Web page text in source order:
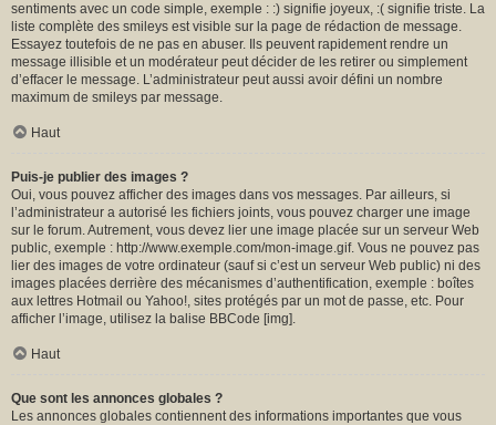
sentiments avec un code simple, exemple : :) signifie joyeux, :( signifie triste. La
liste complète des smileys est visible sur la page de rédaction de message.
Essayez toutefois de ne pas en abuser. Ils peuvent rapidement rendre un
message illisible et un modérateur peut décider de les retirer ou simplement
d’effacer le message. L’administrateur peut aussi avoir défini un nombre
maximum de smileys par message.
Haut
Puis-je publier des images ?
Oui, vous pouvez afficher des images dans vos messages. Par ailleurs, si
l’administrateur a autorisé les fichiers joints, vous pouvez charger une image
sur le forum. Autrement, vous devez lier une image placée sur un serveur Web
public, exemple : http://www.exemple.com/mon-image.gif. Vous ne pouvez pas
lier des images de votre ordinateur (sauf si c’est un serveur Web public) ni des
images placées derrière des mécanismes d’authentification, exemple : boîtes
aux lettres Hotmail ou Yahoo!, sites protégés par un mot de passe, etc. Pour
afficher l’image, utilisez la balise BBCode [img].
Haut
Que sont les annonces globales ?
Les annonces globales contiennent des informations importantes que vous